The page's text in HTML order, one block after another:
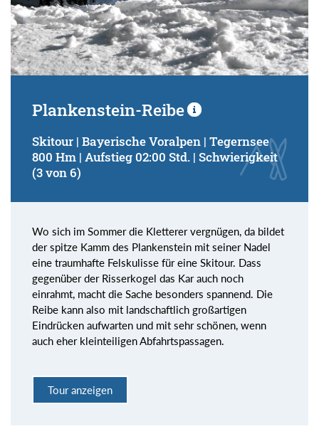
Plankenstein-Reibe
Skitour | Bayerische Voralpen | Tegernsee
800 Hm | Aufstieg 02:00 Std. | Schwierigkeit
(3 von 6)
Wo sich im Sommer die Kletterer vergnügen, da bildet
der spitze Kamm des Plankenstein mit seiner Nadel
eine traumhafte Felskulisse für eine Skitour. Dass
gegenüber der Risserkogel das Kar auch noch
einrahmt, macht die Sache besonders spannend. Die
Reibe kann also mit landschaftlich großartigen
Eindrücken aufwarten und mit sehr schönen, wenn
auch eher kleinteiligen Abfahrtspassagen.
Tour anzeigen